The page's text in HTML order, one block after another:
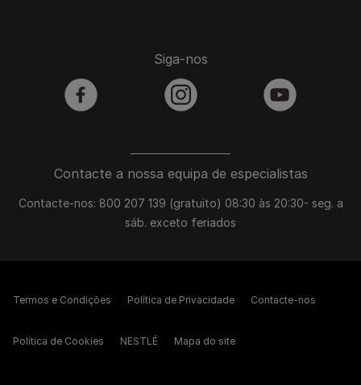
Contacte a nossa equipa de especialistas
Contacte-nos: 800 207 139 (gratuito) 08:30 às 20:30- seg. a
sáb. exceto feriados
Siga-nos
facebook instagram youtube
Termos e Condições Política de Privacidade Contacte-nos
Política de Cookies NESTLÉ Mapa do site